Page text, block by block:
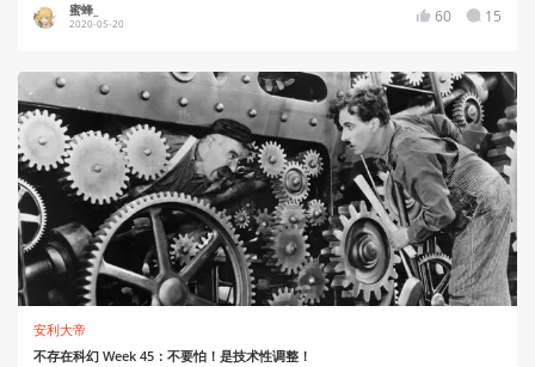
蜜蜂_
2020-05-20 60 15
安利大帝
不存在科幻 Week 45：不要怕！是技术性调整！